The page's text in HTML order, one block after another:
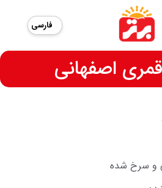
فارسی
اصفهانی